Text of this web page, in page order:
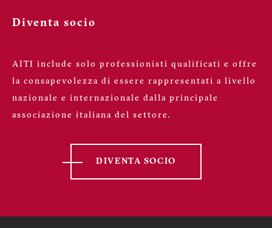
Diventa socio
AITI include solo professionisti qualificati e offre
la consapevolezza di essere rappresentati a livello
nazionale e internazionale dalla principale
associazione italiana del settore.
DIVENTA SOCIO